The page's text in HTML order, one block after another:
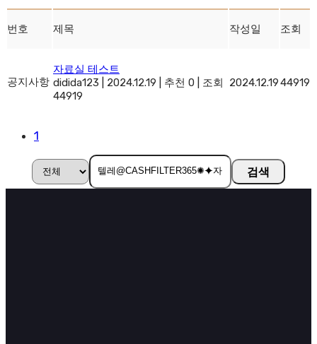
번호 제목 작성일 조회
공지사항
자료실 테스트
didida123
2024.12.19 추천 0
조회
44919
2024.12.1944919
1
검색